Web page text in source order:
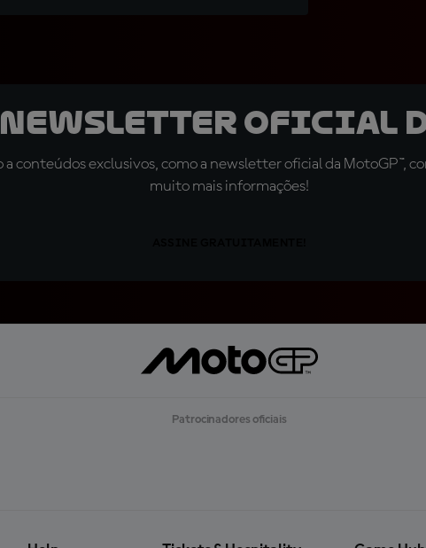
newsletter oficial
conteúdos exclusivos, como a newsletter oficial da MotoGP™,
muito mais informações!
Patrocinadores oficiais